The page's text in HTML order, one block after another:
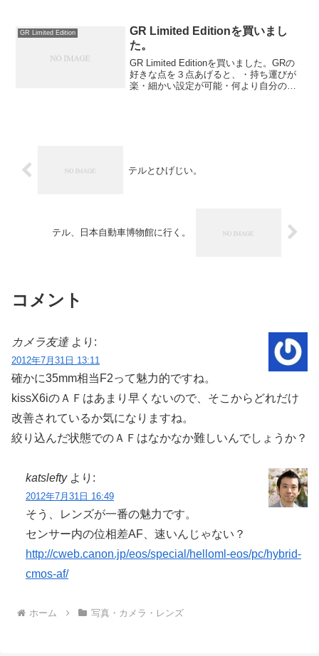
がないのですが、とりあえずとても使い
やすいカ...
GR Limited Edition
GR Limited Editionを買いまし
た。
GR Limited Editionを買いました。GRの
好きな点を３点あげると、・持ち運びが
楽・細かい設定が可能・何より自分の手
テルとひげじい。
テル、日本自動車博物館に行く。
コメント
カメラ友達 より:
2012年7月31日 13:11
確かに35mm相当F2って魅力的ですね。
kissX6iのＡＦはあまり早くないので、そこからどれだけ
改善されているか気になりますね。
絞り込んだ状態でのＡＦはなかなか難しいんでしょうか？
katslefty より:
2012年7月31日 16:49
そう、レンズが一番の魅力です。
センサー内の位相差AF、速いんじゃない？
http://cweb.canon.jp/eos/special/helloml-eos/pc/hybrid-
cmos-af/
ホーム 写真・カメラ・レンズ